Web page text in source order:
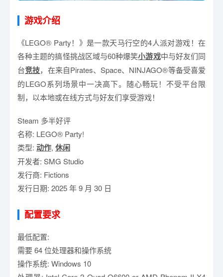
游戏介绍
《LEGO® Party！》是一款天马行空的4人派对游戏！在
各种主题的搞怪挑战区域与60种爆笑小游戏中与好友们同
台竞技，在来自Pirates、Space、NINJAGO®等备受喜爱
的LEGO系列场景中一决高下。随心畅玩！不受平台限
制，以本地或在线方式与好友们享受游戏！
Steam 多半好评
名称: LEGO® Party!
类型: 动作, 休闲
开发者: SMG Studio
发行商: Fictions
发行日期: 2025 年 9 月 30 日
配置要求
最低配置:
需要 64 位处理器和操作系统
操作系统: Windows 10